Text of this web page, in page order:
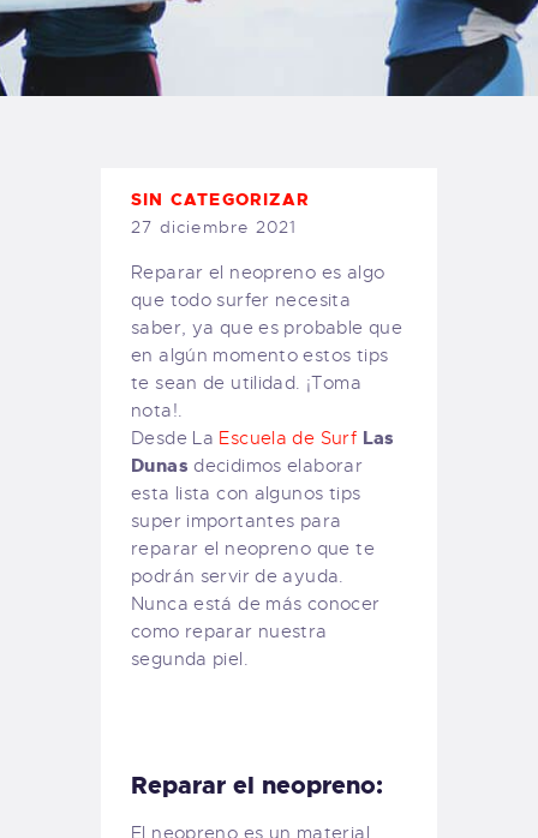
TIENDA FAMILY SURFERS
WEBCAM SALINAS
PEDIDOS
SIN CATEGORIZAR
27 diciembre 2021
Reparar el neopreno es algo
que todo surfer necesita
saber, ya que es probable que
en algún momento estos tips
te sean de utilidad. ¡Toma
nota!.
Desde La Escuela de Surf Las
Dunas decidimos elaborar
esta lista con algunos tips
super importantes para
reparar el neopreno que te
podrán servir de ayuda.
Nunca está de más conocer
como reparar nuestra
segunda piel.
Reparar el neopreno:
El neopreno es un material